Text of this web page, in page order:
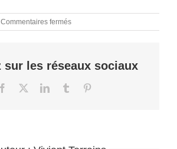
Commentaires ferméssur
terrain
terrain
batir
sur les réseaux sociaux
Facebook LinkedInTumblr